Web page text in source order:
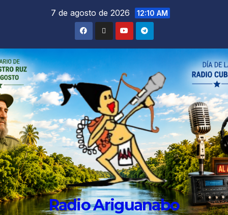
7 de agosto de 2026 12:10 AM
Radio Ariguanabo